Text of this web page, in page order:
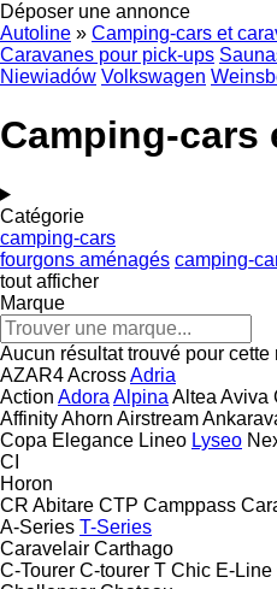
Déposer une annonce
Autoline » Camping-cars et
Caravanes pour pick-ups
Niewiadów Volkswagen
Camping-cars
Catégorie
camping-cars
fourgons aménagés camping-
tout afficher
Marque
Aucun résultat trouvé pour cette
AZAR4AcrossAdria
Action Adora Alpina Altea Aviva
AffinityAhorn Airstream
Copa Elegance Lineo Lyseo
CI
Horon
CR Abitare CTP Camppass
A-Series T-Series
Caravelair Carthago
C-Tourer C-tourer T Chic E-Line